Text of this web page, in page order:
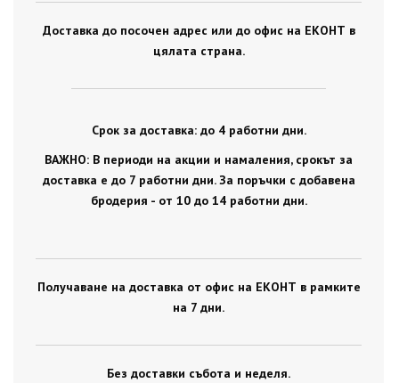
Доставка до посочен адрес или до офис на ЕКОНТ в
цялата страна.
Срок за доставка: до 4 работни дни.
ВАЖНО: В периоди на акции и намаления, срокът за
доставка е до 7 работни дни. За поръчки с добавена
бродерия - от 10 до 14 работни дни.
Получаване на доставка от офис на ЕКОНТ в рамките
на 7 дни.
Без доставки събота и неделя.